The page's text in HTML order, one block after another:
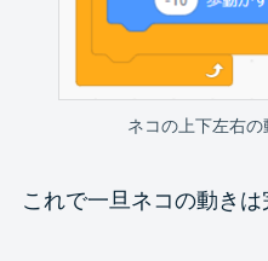
ネコの上下左右
これで一旦ネコの動きは